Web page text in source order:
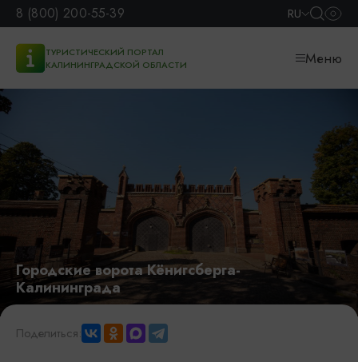
8 (800) 200-55-39 RU
ТУРИСТИЧЕСКИЙ ПОРТАЛ
КАЛИНИНГРАДСКОЙ ОБЛАСТИ
Меню
Городские ворота Кёнигсберга-
Калининграда
Поделиться: